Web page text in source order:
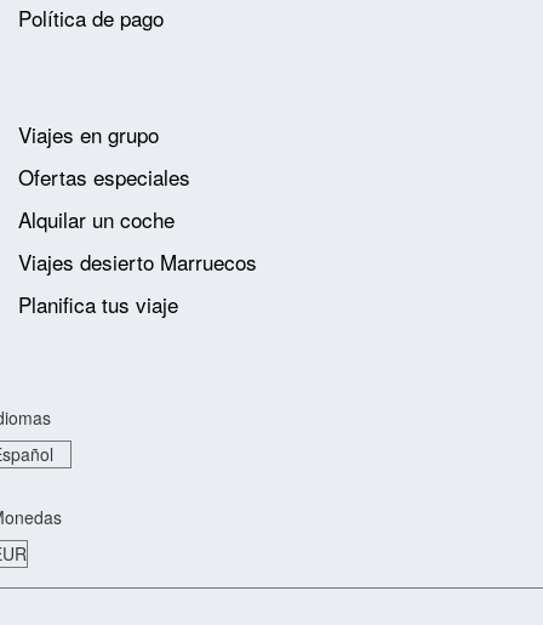
Política de pago
Viajes en grupo
Ofertas especiales
Alquilar un coche
Viajes desierto Marruecos
Planifica tus viaje